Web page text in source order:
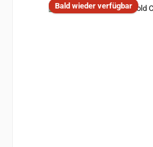
Bald wieder verfügbar